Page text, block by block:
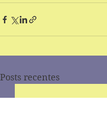
Posts recentes